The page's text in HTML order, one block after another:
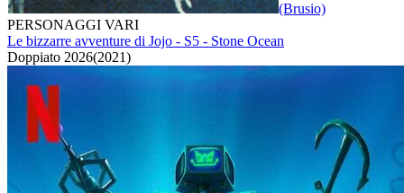
(Brusio)
PERSONAGGI VARI
Le bizzarre avventure di Jojo - S5 - Stone Ocean
Doppiato 2026(2021)